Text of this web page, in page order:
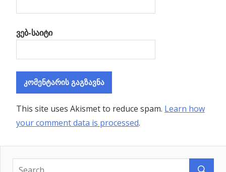
ვებ-საიტი
This site uses Akismet to reduce spam. Learn how
your comment data is processed.